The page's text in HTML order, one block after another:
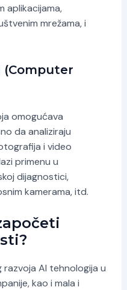
aplikacijama,
mrežama, i
(Computer
omogućava
da analiziraju
i video
primenu u
dijagnostici,
kamerama, itd.
AI tehnologija u
kao i mala i